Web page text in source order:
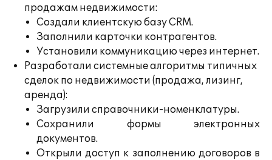
продажам недвижимости:
Создали клиентскую базу CRM.
Заполнили карточки контрагентов.
Установили коммуникацию через интернет.
Разработали системные алгоритмы типичных
сделок по недвижимости (продажа, лизинг,
аренда):
Загрузили справочники-номенклатуры.
Сохранили формы электронных
документов.
Открыли доступ к заполнению договоров в